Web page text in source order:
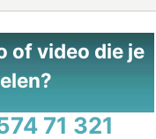
of video die je
71 321